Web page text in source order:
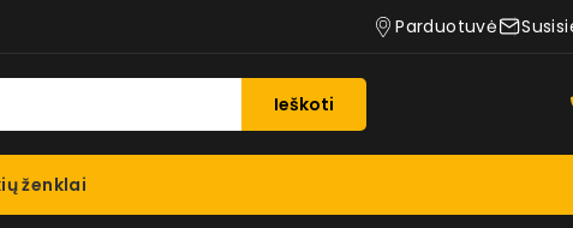
Parduotuvė
Ieškoti
ženklai